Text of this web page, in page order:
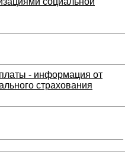
- информация от
страхования